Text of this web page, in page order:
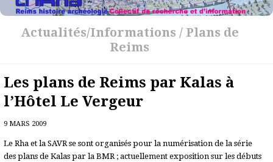
Actualités/Informations / Plans de
Reims
Les plans de Reims par Kalas à
l’Hôtel Le Vergeur
9 MARS 2009
Le Rha et la SAVR se sont organisés pour la numérisation de la série
des plans de Kalas par la BMR ; actuellement exposition sur les débuts